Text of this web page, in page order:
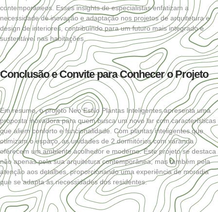
contemporâneos. Esses insights de especialistas enfatizam a
necessidade de inovação e adaptação nos projetos de arquitetura e
design de interiores, contribuindo para um futuro mais integrado e
sustentável nas habitações.
Conclusão e Convite para Conhecer o Projeto
Em resumo, o projeto Neo Estilo Plantas Inteligentes apresenta uma
proposta inovadora para quem busca um novo lar com características
que aliem conforto e funcionalidade. Com plantas inteligentes que
otimizam o espaço, as unidades de 2 dormitórios com varanda
oferecem um ambiente acolhedor e moderno. Este projeto se destaca
não apenas pela sua arquitetura contemporânea, mas também pela
atenção aos detalhes, proporcionando uma experiência de moradia
que se adapta às necessidades dos residentes.